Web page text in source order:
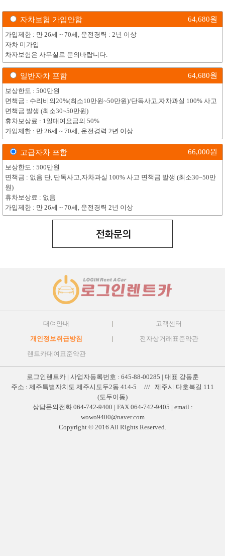
자차보험 가입안함 64,680원
가입제한 : 만 26세 ~ 70세, 운전경력 : 2년 이상
자차 미가입
차자보험은 사무실로 문의바랍니다.
일반자차 포함 64,680원
보상한도 : 500만원
면책금 : 수리비의20%(최소10만원~50만원)/단독사고,자차과실 100% 사고
면책금 발생 (최소30~50만원)
휴차보상료 : 1일대여요금의 50%
가입제한 : 만 26세 ~ 70세, 운전경력 2년 이상
고급자차 포함 66,000원
보상한도 : 500만원
면책금 : 없음 단, 단독사고,자차과실 100% 사고 면책금 발생 (최소30~50만
원)
휴차보상료 : 없음
가입제한 : 만 26세 ~ 70세, 운전경력 2년 이상
대여안내 고객센터
개인정보취급방침 전자상거래표준약관
렌트카대여표준약관
로그인렌트카 | 사업자등록번호 : 645-88-00285 | 대표 강동훈
주소 : 제주특별자치도 제주시도두2동 414-5 /// 제주시 다호북길 111
(도두이동)
상담문의전화 064-742-9400 | FAX 064-742-9405 | email :
wowo9400@naver.com
Copyright © 2016 All Rights Reserved.